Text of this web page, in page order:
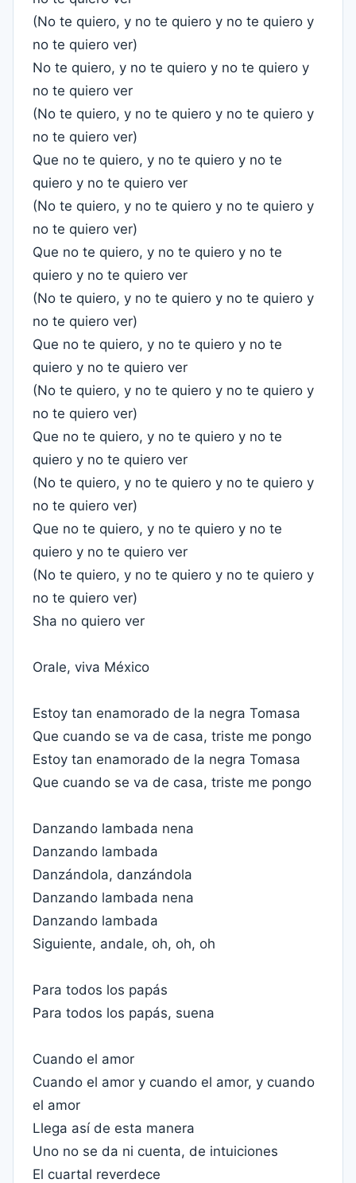
(No te quiero, y no te quiero y no te quiero y
no te quiero ver)
No te quiero, y no te quiero y no te quiero y
no te quiero ver
(No te quiero, y no te quiero y no te quiero y
no te quiero ver)
Que no te quiero, y no te quiero y no te
quiero y no te quiero ver
(No te quiero, y no te quiero y no te quiero y
no te quiero ver)
Que no te quiero, y no te quiero y no te
quiero y no te quiero ver
(No te quiero, y no te quiero y no te quiero y
no te quiero ver)
Que no te quiero, y no te quiero y no te
quiero y no te quiero ver
(No te quiero, y no te quiero y no te quiero y
no te quiero ver)
Que no te quiero, y no te quiero y no te
quiero y no te quiero ver
(No te quiero, y no te quiero y no te quiero y
no te quiero ver)
Que no te quiero, y no te quiero y no te
quiero y no te quiero ver
(No te quiero, y no te quiero y no te quiero y
no te quiero ver)
Sha no quiero ver
Orale, viva México
Estoy tan enamorado de la negra Tomasa
Que cuando se va de casa, triste me pongo
Estoy tan enamorado de la negra Tomasa
Que cuando se va de casa, triste me pongo
Danzando lambada nena
Danzando lambada
Danzándola, danzándola
Danzando lambada nena
Danzando lambada
Siguiente, andale, oh, oh, oh
Para todos los papás
Para todos los papás, suena
Cuando el amor
Cuando el amor y cuando el amor, y cuando
el amor
Llega así de esta manera
Uno no se da ni cuenta, de intuiciones
El cuartal reverdece